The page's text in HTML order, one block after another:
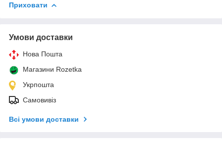
Приховати
Умови доставки
Нова Пошта
Магазини Rozetka
Укрпошта
Самовивіз
Всі умови доставки